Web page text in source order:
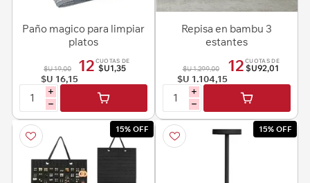
Paño magico para limpiar
platos
$U 19,00
$U 16,15
12 CUOTAS DE
$U1,35
i
h
Repisa en bambu 3
estantes
$U 1.299,00
$U 1.104,15
12 CUOTAS DE
$U92,01
i
h
15% OFF 15% OFF